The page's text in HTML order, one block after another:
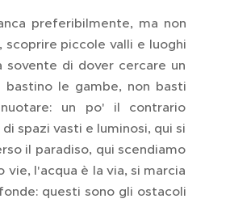
preferibilmente, ma non
scoprire piccole valli e luoghi
di dover cercare un
le gambe, non basti
nuotare: un po' il contrario
spazi vasti e luminosi, qui si
il paradiso, qui scendiamo
l'acqua è la via, si marcia
questi sono gli ostacoli